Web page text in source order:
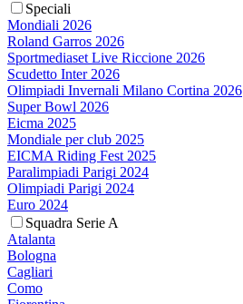
Speciali
Mondiali 2026
Roland Garros 2026
Sportmediaset Live Riccione 2026
Scudetto Inter 2026
Olimpiadi Invernali Milano Cortina 2026
Super Bowl 2026
Eicma 2025
Mondiale per club 2025
EICMA Riding Fest 2025
Paralimpiadi Parigi 2024
Olimpiadi Parigi 2024
Euro 2024
Squadra Serie A
Atalanta
Bologna
Cagliari
Como